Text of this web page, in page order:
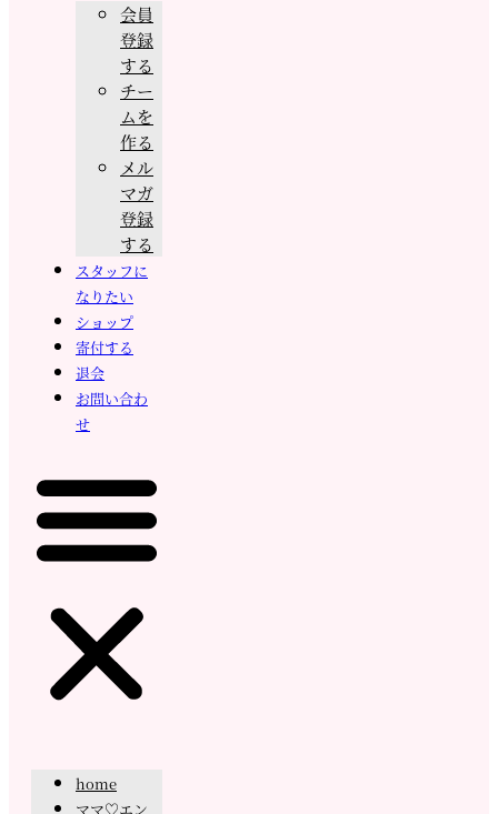
会員
登録
する
チー
ムを
作る
メル
マガ
登録
する
スタッフに
なりたい
ショップ
寄付する
退会
お問い合わ
せ
home
ママ♡エン